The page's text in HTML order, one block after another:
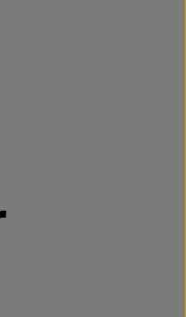
verbraucher
lammertzhof/
www.youtube.com/
Externer Link zu https://